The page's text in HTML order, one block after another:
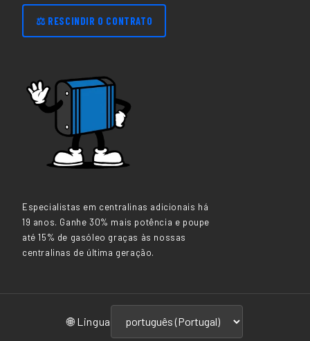
⚖️ RESCINDIR O CONTRATO
Especialistas em centralinas adicionais há
19 anos. Ganhe 30% mais potência e poupe
até 15% de gasóleo graças às nossas
centralinas de última geração.
🌐 Lingua